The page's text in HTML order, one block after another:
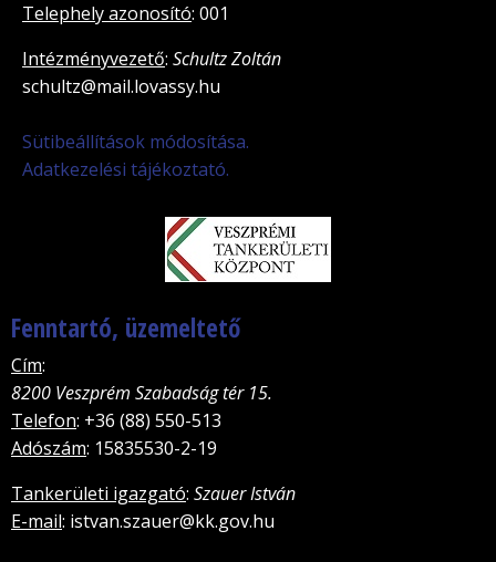
Telephely azonosító: 001
Intézményvezető: Schultz Zoltán
schultz@mail.lovassy.hu
Sütibeállítások módosítása.
Adatkezelési tájékoztató.
Fenntartó, üzemeltető
Cím:
8200 Veszprém Szabadság tér 15.
Telefon: +36 (88) 550-513
Adószám: 15835530-2-19
Tankerületi igazgató: Szauer István
E-mail: istvan.szauer@kk.gov.hu